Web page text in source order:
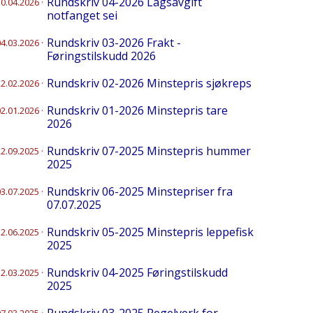
notfanget sei
· Rundskriv 03-2026 Frakt -
Føringstilskudd 2026
· Rundskriv 02-2026 Minstepris sjøkreps
· Rundskriv 01-2026 Minstepris tare
2026
· Rundskriv 07-2025 Minstepris hummer
2025
· Rundskriv 06-2025 Minstepriser fra
07.07.2025
· Rundskriv 05-2025 Minstepris leppefisk
2025
· Rundskriv 04-2025 Føringstilskudd
2025